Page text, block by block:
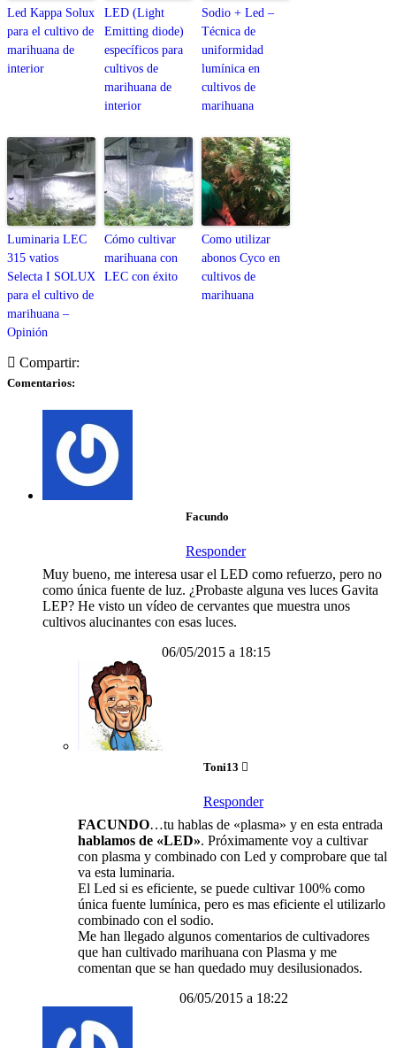
Led Kappa Solux
para el cultivo de
marihuana de
interior
LED (Light
Emitting diode)
específicos para
cultivos de
marihuana de
interior
Sodio + Led –
Técnica de
uniformidad
lumínica en
cultivos de
marihuana
Luminaria LEC
315 vatios
Selecta I SOLUX
para el cultivo de
marihuana –
Opinión
Cómo cultivar
marihuana con
LEC con éxito
Como utilizar
abonos Cyco en
cultivos de
marihuana
Compartir:
Comentarios:
Facundo
Responder
Muy bueno, me interesa usar el LED como refuerzo, pero no
como única fuente de luz. ¿Probaste alguna ves luces Gavita
LEP? He visto un vídeo de cervantes que muestra unos
cultivos alucinantes con esas luces.
06/05/2015 a 18:15
Toni13
Responder
FACUNDO…tu hablas de «plasma» y en esta entrada
hablamos de «LED». Próximamente voy a cultivar
con plasma y combinado con Led y comprobare que tal
va esta luminaria.
El Led si es eficiente, se puede cultivar 100% como
única fuente lumínica, pero es mas eficiente el utilizarlo
combinado con el sodio.
Me han llegado algunos comentarios de cultivadores
que han cultivado marihuana con Plasma y me
comentan que se han quedado muy desilusionados.
06/05/2015 a 18:22